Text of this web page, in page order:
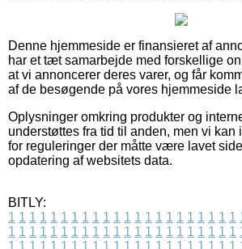
Denne hjemmeside er finansieret af
har et tæt samarbejde med forskellige
at vi annoncerer deres varer, og får
af de besøgende på vores hjemmeside
Oplysninger omkring produkter og
understøttes fra tid til anden, men vi kan
for reguleringer der måtte være lavet
opdatering af websitets data.
BITLY:
1 1 1 1 1 1 1 1 1 1 1 1 1 1 1 1 1 1 1 1 1 1
1 1 1 1 1 1 1 1 1 1 1 1 1 1 1 1 1 1 1 1 1 1
1 1 1 1 1 1 1 1 1 1 1 1 1 1 1 1 1 1 1 1 1 1